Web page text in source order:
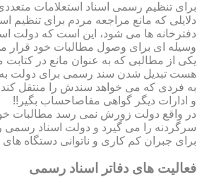
برای تنظیم رسمی اسناد استعلامات
دلایلی که مانع مراجعه مردم برای تنظیم
دفترخانه ها می شود، این است که دولت
وسیله ای برای وصول مطالبات خود قرار
یکی از مطالبی که به عنوان مانع در
هست تبدیل شدن سند رسمی برای دولت به
به فردی که می خواهد سندش را منتقل کند
و ادارات دیگر گواهی مفاصاحساب بگیر!!
در واقع دولت زورش نمی رسد مطالبات
سرگردنه را می گیرد و دولت اسناد رسمی
برای جبران کم کاری و ناتوانی دستگاه
فعالیت های دفاتر اسناد رسمی